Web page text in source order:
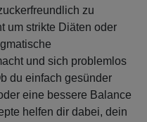
zu
um strikte Diäten oder
und sich problemlos
du einfach gesünder
eine bessere Balance
helfen dir dabei, dein